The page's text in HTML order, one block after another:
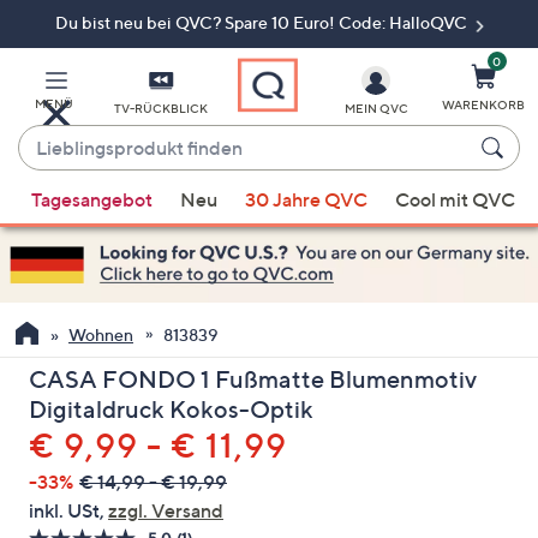
Du bist neu bei QVC? Spare 10 Euro! Code: HalloQVC
MENÜ TV-RÜCKBLICK
Lieblingsprodukt
finden
Vorschläge
verfügbar
sind,
verwenden
Sie
die
Pfeiltasten
nach
oben
und
nach
unten
MEIN QVC
0
WARENKORB
Tagesangebot Neu 30 Jahre QVC Cool mit QVC
Wohnen 813839
CASA FONDO 1 Fußmatte Blumenmotiv
Digitaldruck Kokos-Optik
€ 9,99 - € 11,99
-33% € 14,99 - € 19,99
inkl. USt, zzgl. Versand